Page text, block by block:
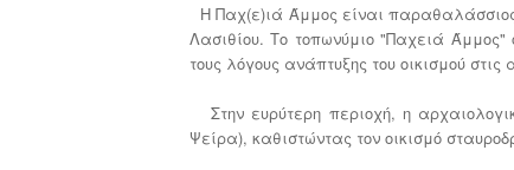
Η Παχ(ε)ιά Άμμος είναι παραθαλάσσιος
Λασιθίου. Το τοπωνύμιο "Παχειά
τους λόγους ανάπτυξης του οικισμού
Στην ευρύτερη περιοχή, η
Ψείρα), καθιστώντας τον οικισμό